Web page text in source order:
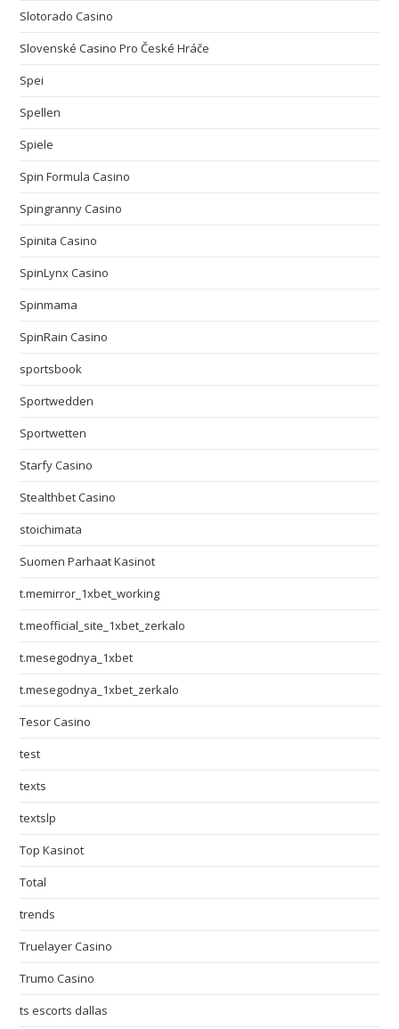
Slotorado Casino
Slovenské Casino Pro České Hráče
Spei
Spellen
Spiele
Spin Formula Casino
Spingranny Casino
Spinita Casino
SpinLynx Casino
Spinmama
SpinRain Casino
sportsbook
Sportwedden
Sportwetten
Starfy Casino
Stealthbet Casino
stoichimata
Suomen Parhaat Kasinot
t.memirror_1xbet_working
t.meofficial_site_1xbet_zerkalo
t.mesegodnya_1xbet
t.mesegodnya_1xbet_zerkalo
Tesor Casino
test
texts
textslp
Top Kasinot
Total
trends
Truelayer Casino
Trumo Casino
ts escorts dallas